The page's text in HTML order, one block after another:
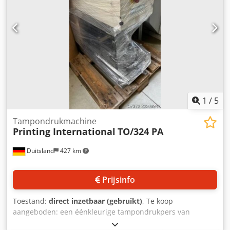
terugverdientijd (Productfoto als voorbeeld) De machine is
CE-gecertificeerd.
1 / 5
Duitsland 427 km
Tampondrukmachine
Printing International TO/324 PA
Prijsinfo
Toestand: direct inzetbaar (gebruikt), Te koop
aangeboden: een éénkleurige tampondrukpers van
Printing International. Clichéformaat: 100 mm/100 mm,